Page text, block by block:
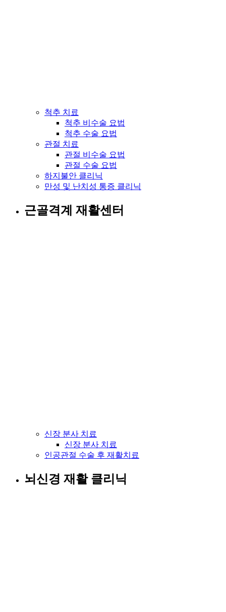
척추 치료
척추 비수술 요법
척추 수술 요법
관절 치료
관절 비수술 요법
관절 수술 요법
하지불안 클리닉
만성 및 난치성 통증 클리닉
근골격계 재활센터
신장 분사 치료
신장 분사 치료
인공관절 수술 후 재활치료
뇌신경 재활 클리닉